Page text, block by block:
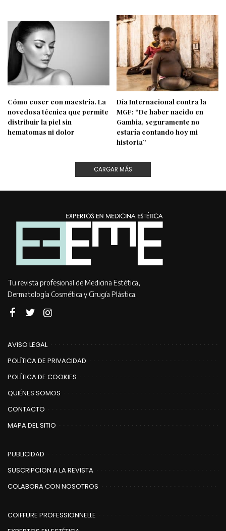
Cómo coser con maestría. La
novedosa técnica que permite
distribuir la piel sin
hematomas ni dolor
Día Internacional contra la
MGF: “De haber nacido en
Gambia, seguramente no
estaría contando hoy mi
historia”
CARGAR MÁS
Tu revista profesional de Medicina Estética,
Dermatología Cosmética y Cirugía Plástica.
AVISO LEGAL
POLÍTICA DE PRIVACIDAD
POLÍTICA DE COOKIES
QUIÉNES SOMOS
CONTACTO
MAPA DEL SITIO
PUBLICIDAD
SUSCRIPCION A LA REVISTA
COLABORA CON NOSOTROS
COIFFURE PROFESSIONNELLE